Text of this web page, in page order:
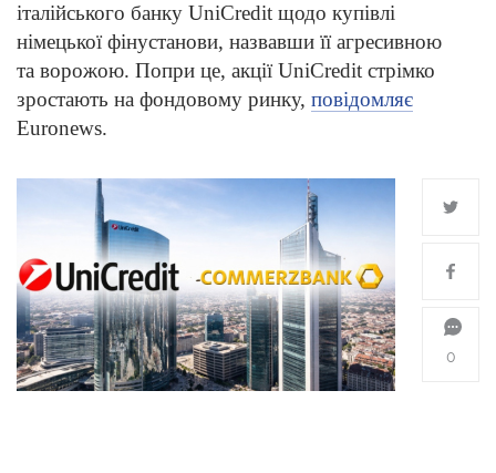
італійського банку UniCredit щодо купівлі
німецької фінустанови, назвавши її агресивною
та ворожою. Попри це, акції UniCredit стрімко
зростають на фондовому ринку, повідомляє
Euronews.
0